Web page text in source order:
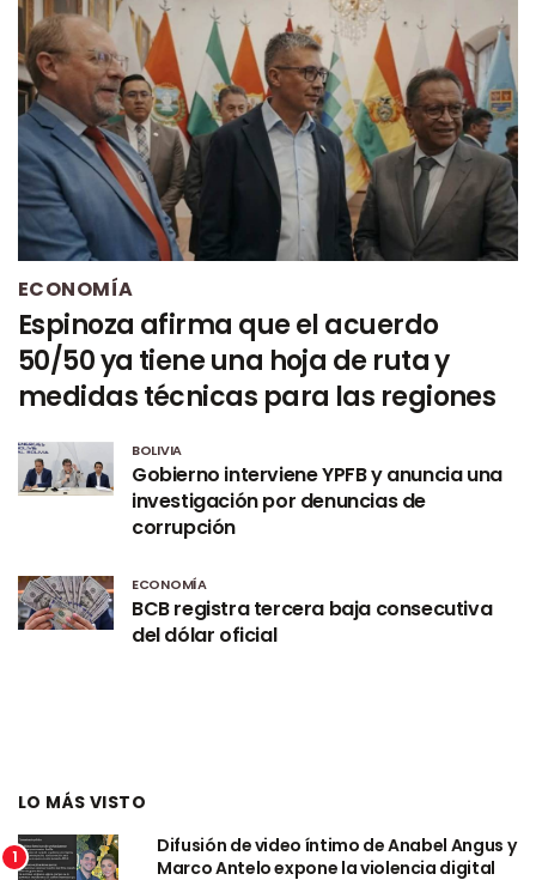
ECONOMÍA
Espinoza afirma que el acuerdo
50/50 ya tiene una hoja de ruta y
medidas técnicas para las regiones
BOLIVIA
Gobierno interviene YPFB y anuncia una
investigación por denuncias de
corrupción
ECONOMÍA
BCB registra tercera baja consecutiva
del dólar oficial
LO MÁS VISTO
1
Difusión de video íntimo de Anabel Angus y
Marco Antelo expone la violencia digital